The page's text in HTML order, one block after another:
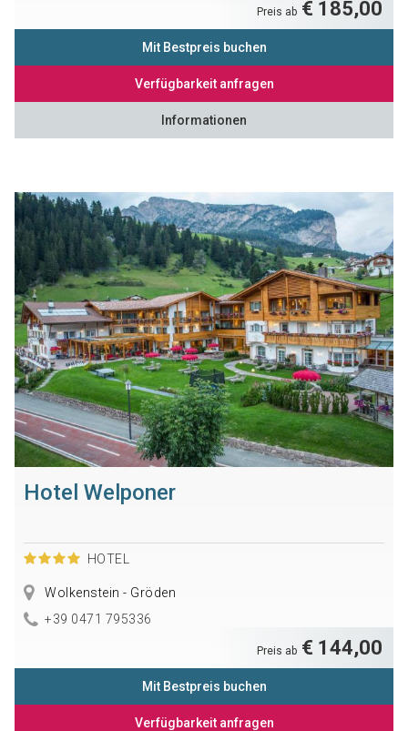
Preis ab € 185,00
Mit Bestpreis buchen
Verfügbarkeit anfragen
Informationen
Hotel Welponer
HOTEL
Wolkenstein - Gröden
+39 0471 795336
Preis ab € 144,00
Mit Bestpreis buchen
Verfügbarkeit anfragen